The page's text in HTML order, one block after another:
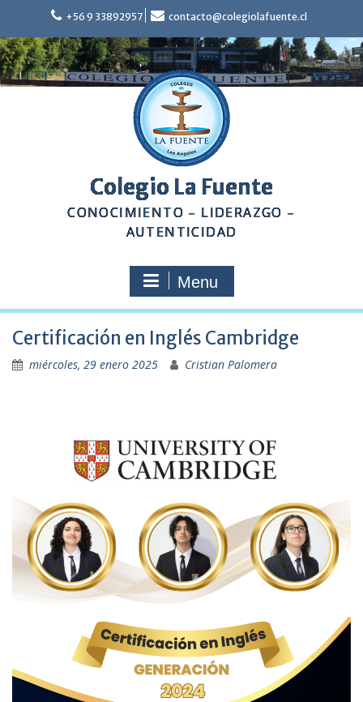
content
+56 9 33892957 contacto@colegiolafuente.cl
Colegio La Fuente
CONOCIMIENTO – LIDERAZGO –
AUTENTICIDAD
Menu
Certificación en Inglés Cambridge
miércoles, 29 enero 2025 Cristian Palomera